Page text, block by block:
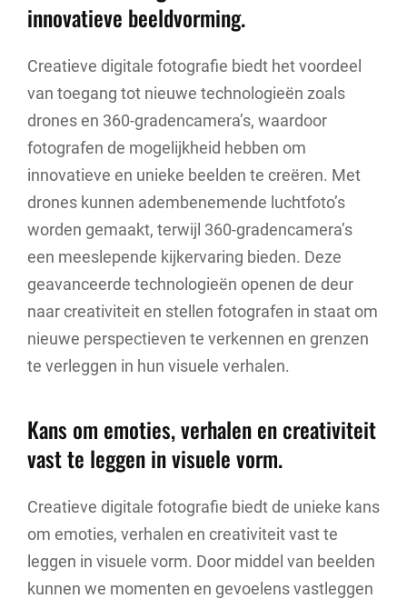
innovatieve beeldvorming.
Creatieve digitale fotografie biedt het voordeel
van toegang tot nieuwe technologieën zoals
drones en 360-gradencamera’s, waardoor
fotografen de mogelijkheid hebben om
innovatieve en unieke beelden te creëren. Met
drones kunnen adembenemende luchtfoto’s
worden gemaakt, terwijl 360-gradencamera’s
een meeslepende kijkervaring bieden. Deze
geavanceerde technologieën openen de deur
naar creativiteit en stellen fotografen in staat om
nieuwe perspectieven te verkennen en grenzen
te verleggen in hun visuele verhalen.
Kans om emoties, verhalen en creativiteit
vast te leggen in visuele vorm.
Creatieve digitale fotografie biedt de unieke kans
om emoties, verhalen en creativiteit vast te
leggen in visuele vorm. Door middel van beelden
kunnen we momenten en gevoelens vastleggen